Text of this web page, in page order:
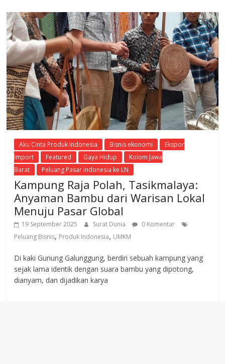
Aku Cinta Produk Indonesia Bisnis ekonomi
Ekspor
Import
Featured Gaya Hidup
Kolom Jawa
Barat
Peluang Pasar Indonesia ke LN
Kampung Raja Polah, Tasikmalaya:
Anyaman Bambu dari Warisan Lokal
Menuju Pasar Global
19 September 2025 Surat Dunia
0 Komentar
Peluang Bisnis, Produk Indonesia, UMKM
Di kaki Gunung Galunggung, berdiri sebuah kampung yang
sejak lama identik dengan suara bambu yang dipotong,
dianyam, dan dijadikan karya